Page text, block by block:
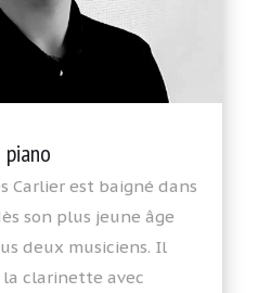
piano
Carlier est baigné dans
son plus jeune âge
deux musiciens. Il
clarinette avec